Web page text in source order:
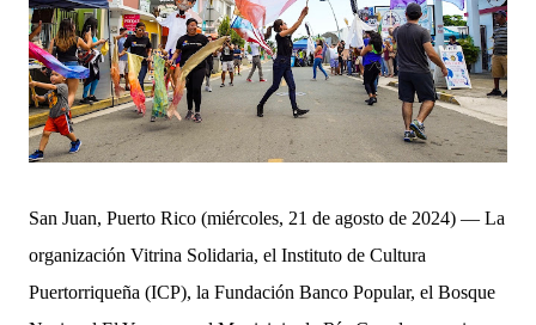
San Juan, Puerto Rico (miércoles, 21 de agosto de 2024) — La
organización Vitrina Solidaria, el Instituto de Cultura
Puertorriqueña (ICP), la Fundación Banco Popular, el Bosque